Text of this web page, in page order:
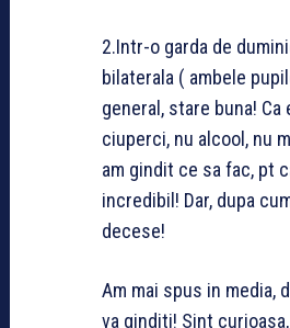
2.Intr-o garda de
bilaterala ( ambele
general, stare buna!
ciuperci, nu alcool, nu
am gindit ce sa fac, pt
incredibil! Dar, dupa
decese!
Am mai spus in media,
va ginditi! Sint